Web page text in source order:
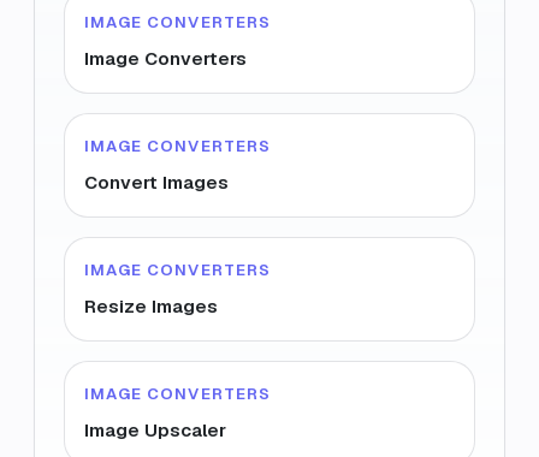
IMAGE CONVERTERS
Image Converters
IMAGE CONVERTERS
Convert Images
IMAGE CONVERTERS
Resize Images
IMAGE CONVERTERS
Image Upscaler